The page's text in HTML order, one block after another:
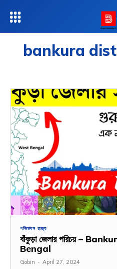
bankura
পশ্চিমবঙ্গ রাজ্য
বাঁকুড়া জেলার পরিচয় –
Bengal
Gobin - April 27, 2024